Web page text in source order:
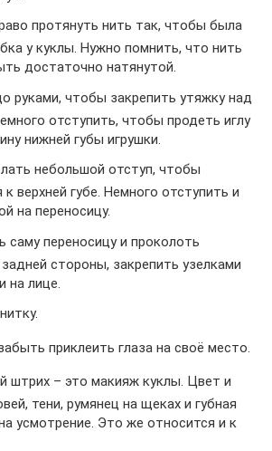
протянуть нить так, чтобы была
у куклы. Нужно помнить, что нить
достаточно натянутой.
руками, чтобы закрепить утяжку над
отступить, чтобы продеть иглу
нижней губы игрушки.
небольшой отступ, чтобы
к верхней губе. Немного отступить и
на переносицу.
саму переносицу и проколоть
стороны, закрепить узелками
на лице.
приклеить глаза на своё место.
штрих – это макияж куклы. Цвет и
тени, румянец на щеках и губная
усмотрение. Это же относится и к